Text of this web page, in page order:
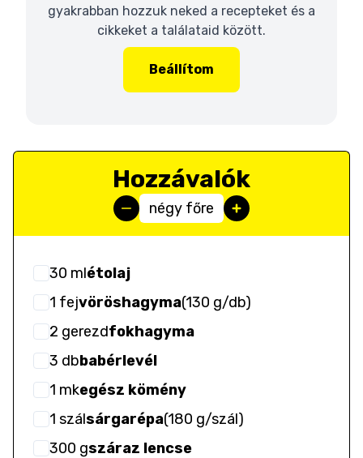
gyakrabban hozzuk neked a recepteket és a
cikkeket a találataid között.
Beállítom
Hozzávalók
négy főre
30 mlétolaj
1 fejvöröshagyma(130 g/db)
2 gerezdfokhagyma
3 dbbabérlevél
1 mkegész kömény
1 szálsárgarépa(180 g/szál)
300 gszáraz lencse